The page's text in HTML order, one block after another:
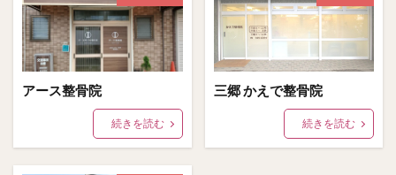
アース整骨院
続きを読む
三郷 かえで整骨院
続きを読む